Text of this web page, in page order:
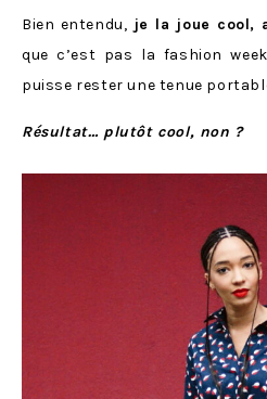
Bien entendu, je la joue cool,
que c’est pas la fashion
puisse rester une tenue
Résultat… plutôt cool, non ?